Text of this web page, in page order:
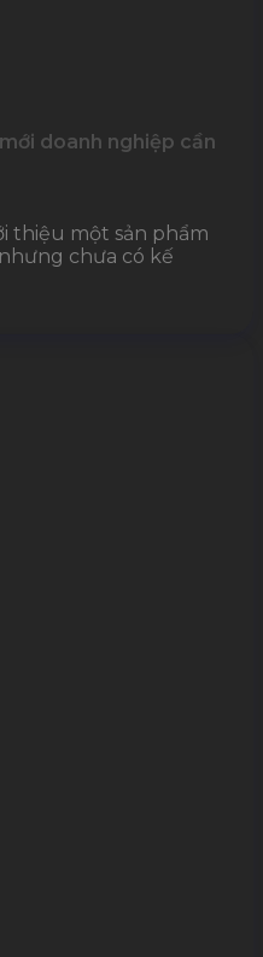
doanh nghiệp cần
thiệu một sản phẩm
chưa có kế